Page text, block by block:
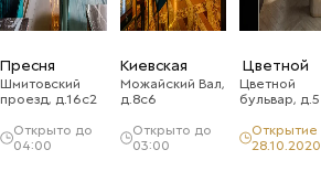
Пресня
Шмитовский
проезд, д.16с2
Открыто до
04:00
Киевская
Можайский Вал,
д.8с6
Открыто до
03:00
Цветной
Цветной
бульвар, д.5
Открытие
28.10.2020